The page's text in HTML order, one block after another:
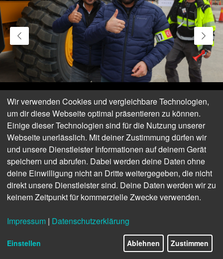
Wir verwenden Cookies und vergleichbare Technologien,
um dir diese Webseite optimal präsentieren zu können.
Einige dieser Technologien sind für die Nutzung unserer
Webseite unerlässlich. Mit deiner Zustimmung dürfen wir
und unsere Dienstleister Informationen auf deinem Gerät
speichern und abrufen. Dabei werden deine Daten ohne
deine Einwilligung nicht an Dritte weitergegeben, die nicht
direkt unsere Dienstleister sind. Deine Daten werden wir zu
keinem Zeitpunkt für kommerzielle Zwecke verwenden.
Impressum | Datenschutzerklärung
Einstellen Ablehnen Zustimmen